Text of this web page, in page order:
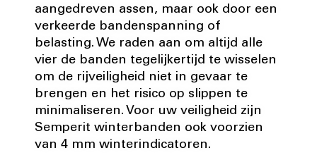
aangedreven assen, maar ook door een
verkeerde bandenspanning of
belasting. We raden aan om altijd alle
vier de banden tegelijkertijd te wisselen
om de rijveiligheid niet in gevaar te
brengen en het risico op slippen te
minimaliseren. Voor uw veiligheid zijn
Semperit winterbanden ook voorzien
van 4 mm winterindicatoren.